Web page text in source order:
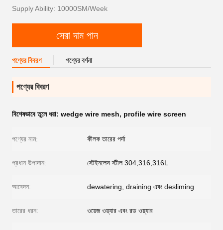
Supply Ability: 10000SM/Week
সেরা দাম পান
পণ্যের বিবরণ পণ্যের বর্ণনা
পণ্যের বিবরণ
বিশেষভাবে তুলে ধরা: wedge wire mesh, profile wire screen
পণ্যের নাম: কীলক তারের পর্দা
প্রধান উপাদান: স্টেইনলেস স্টীল 304,316,316L
আবেদন: dewatering, draining এবং desliming
তারের ধরন: ওয়েজ ওয়্যার এবং রড ওয়্যার